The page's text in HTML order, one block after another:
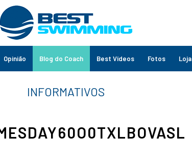
Opinião Blog do Coach Best Vídeos Fotos Loja